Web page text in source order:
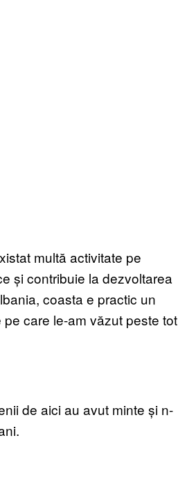
multă activitate pe
și contribuie la dezvoltarea
coasta e practic un
care le-am văzut peste tot
de aici au avut minte și n-